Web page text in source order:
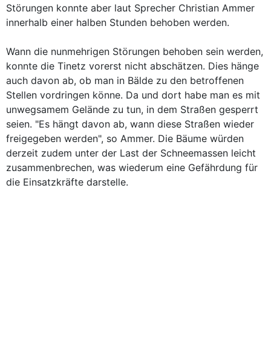
Störungen konnte aber laut Sprecher Christian Ammer
innerhalb einer halben Stunden behoben werden.
Wann die nunmehrigen Störungen behoben sein werden,
konnte die Tinetz vorerst nicht abschätzen. Dies hänge
auch davon ab, ob man in Bälde zu den betroffenen
Stellen vordringen könne. Da und dort habe man es mit
unwegsamem Gelände zu tun, in dem Straßen gesperrt
seien. "Es hängt davon ab, wann diese Straßen wieder
freigegeben werden", so Ammer. Die Bäume würden
derzeit zudem unter der Last der Schneemassen leicht
zusammenbrechen, was wiederum eine Gefährdung für
die Einsatzkräfte darstelle.